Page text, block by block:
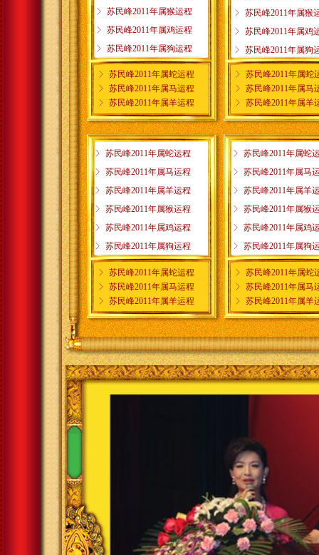
ꁕ 苏民峰2011年属猴运程
ꁕ 苏民峰2011年属鸡运程
ꁕ 苏民峰2011年属狗运程
ꁕ 苏民峰2011年属猴
ꁕ 苏民峰2011年属鸡
ꁕ 苏民峰2011年属狗
ꁕ 苏民峰2011年属蛇运程
ꁕ 苏民峰2011年属马运程
ꁕ 苏民峰2011年属羊运程
ꁕ 苏民峰2011年属猴运程
ꁕ 苏民峰2011年属鸡运程
ꁕ 苏民峰2011年属狗运程
ꁕ 苏民峰2011年属蛇运程
ꁕ 苏民峰2011年属马运程
ꁕ 苏民峰2011年属羊运程
ꁕ 苏民峰2011年属蛇
ꁕ 苏民峰2011年属马
ꁕ 苏民峰2011年属羊
ꁕ 苏民峰2011年属猴
ꁕ 苏民峰2011年属鸡
ꁕ 苏民峰2011年属狗
ꁕ 苏民峰2011年属蛇
ꁕ 苏民峰2011年属马
ꁕ 苏民峰2011年属羊
ꁕ 苏民峰2011年属蛇运程
ꁕ 苏民峰2011年属马运程
ꁕ 苏民峰2011年属羊运程
ꁕ 苏民峰2011年属蛇
ꁕ 苏民峰2011年属马
ꁕ 苏民峰2011年属羊